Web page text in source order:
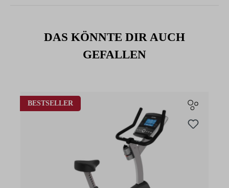
DAS KÖNNTE DIR AUCH
GEFALLEN
Produktgalerie überspringen
BESTSELLER